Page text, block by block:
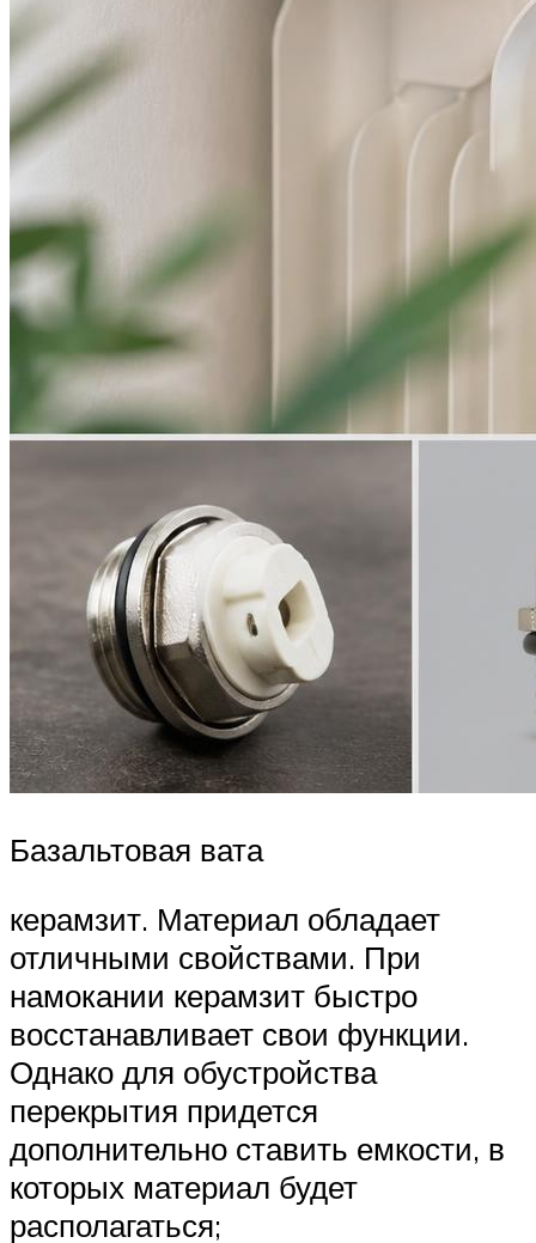
Базальтовая вата
керамзит. Материал обладает
отличными свойствами. При
намокании керамзит быстро
восстанавливает свои функции.
Однако для обустройства
перекрытия придется
дополнительно ставить емкости, в
которых материал будет
располагаться;